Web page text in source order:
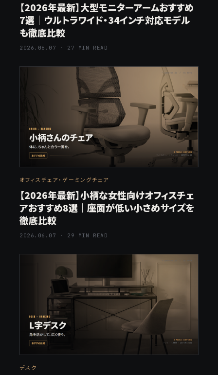
【2026年最新】大型モニターアームおすすめ
7選｜ウルトラワイド・34インチ対応モデル
も徹底比較
2026.06.07 · 27 MIN READ
オフィスチェア・ゲーミングチェア
【2026年最新】小柄な女性向けオフィスチェ
アおすすめ8選｜座面が低い小さめサイズを
徹底比較
2026.06.07 · 29 MIN READ
デスク